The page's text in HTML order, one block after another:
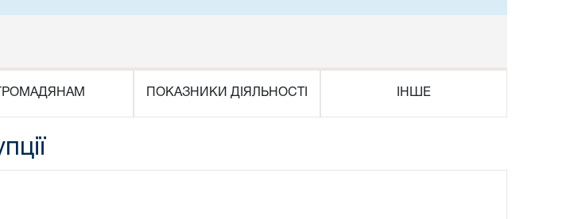
ГРОМАДЯНАМ ПОКАЗНИКИ ДІЯЛЬНОСТІ ІНШЕ